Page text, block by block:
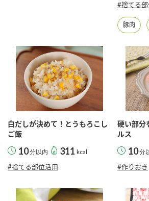
#捨てる
豚肉
白だしが決めて！とうもろこし
ご飯
10分以内 311 kcal
#捨てる部位活用
硬い部分
ルス
10分
#作りおき